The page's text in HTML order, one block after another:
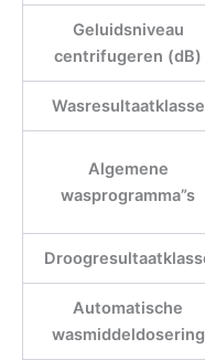
Geluidsniveau
centrifugeren (dB)
Wasresultaatklasse
Algemene
wasprogramma”s
Automatische
wasmiddeldosering